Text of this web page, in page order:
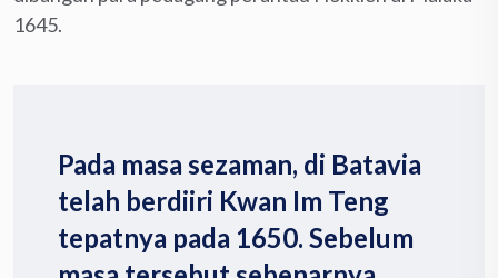
1645.
Pada masa sezaman, di Batavia
telah berdiiri Kwan Im Teng
tepatnya pada 1650. Sebelum